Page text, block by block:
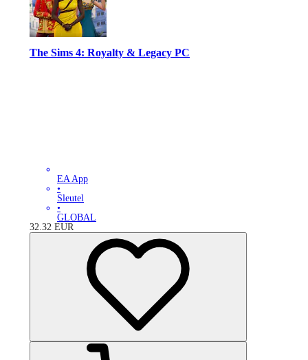
The Sims 4: Royalty & Legacy PC
EA App
•
Sleutel
•
GLOBAL
32.32 EUR